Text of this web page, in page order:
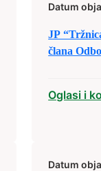
Datum
JP
člana
Oglasi i
Datum